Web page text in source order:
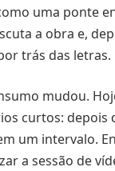
uma ponte
a obra e,
trás das letras.
mudou.
curtos: depois
um intervalo.
a sessão de